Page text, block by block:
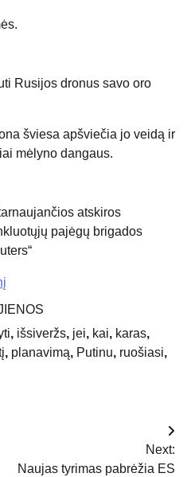
Rusijos dronus savo oro
atskiros
pajėgų brigados
, išsiveržs, jei, kai, karas,
, planavimą, Putinu, ruošiasi,
Next:
Naujas tyrimas pabrėžia ES